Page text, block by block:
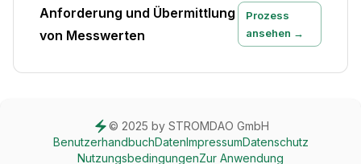
Anforderung und Übermittlung
von Messwerten
Prozess
ansehen →
© 2025 by STROMDAO GmbH
BenutzerhandbuchDatenImpressumDatenschutz
NutzungsbedingungenZur Anwendung